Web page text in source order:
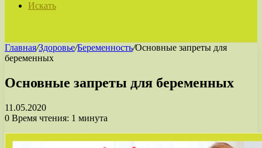
Искать
Главная/Здоровье/Беременность/Основные запреты для
беременных
Основные запреты для беременных
11.05.2020
0 Время чтения: 1 минута